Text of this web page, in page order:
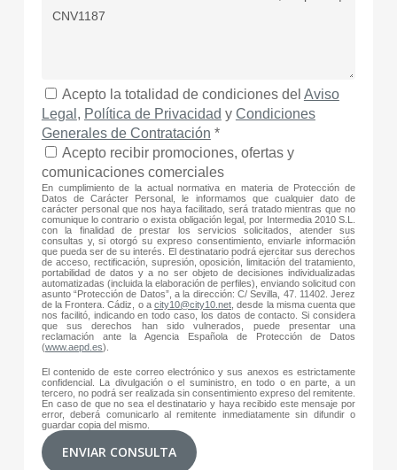
Acepto la totalidad de condiciones del Aviso
Legal , Política de Privacidad y Condiciones
Generales de Contratación *
Acepto recibir promociones, ofertas y
comunicaciones comerciales
En cumplimiento de la actual normativa en materia de Protección de
Datos de Carácter Personal, le informamos que cualquier dato de
carácter personal que nos haya facilitado, será tratado mientras que no
comunique lo contrario o exista obligación legal, por Intermedia 2010 S.L.
con la finalidad de prestar los servicios solicitados, atender sus
consultas y, si otorgó su expreso consentimiento, enviarle información
que pueda ser de su interés. El destinatario podrá ejercitar sus derechos
de acceso, rectificación, supresión, oposición, limitación del tratamiento,
portabilidad de datos y a no ser objeto de decisiones individualizadas
automatizadas (incluida la elaboración de perfiles), enviando solicitud con
asunto “Protección de Datos”, a la dirección: C/ Sevilla, 47. 11402. Jerez
de la Frontera. Cádiz, o acity10@city10.net , desde la misma cuenta que
nos facilitó, indicando en todo caso, los datos de contacto. Si considera
que sus derechos han sido vulnerados, puede presentar una
reclamación ante la Agencia Española de Protección de Datos
(www.aepd.es).
El contenido de este correo electrónico y sus anexos es estrictamente
confidencial. La divulgación o el suministro, en todo o en parte, a un
tercero, no podrá ser realizada sin consentimiento expreso del remitente.
En caso de que no sea el destinatario y haya recibido este mensaje por
error, deberá comunicarlo al remitente inmediatamente sin difundir o
guardar copia del mismo.
ENVIAR CONSULTA